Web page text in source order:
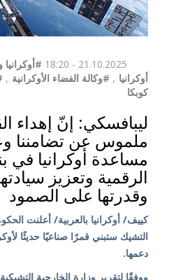
21.10.2025 - 18:20
أوكرانيا , #وكالة الفضاء الأوكرانية ,
كوبكا
ليبافسكي: إنّ إهداء
ملموس عن تضامننا
مساعدة أوكرانيا في
الرقمية وتعزيز
وقدرتها على الصمود
كييف/ أوكرانيا بالعربية/ أعلنت
التشيك ستبني قمرًا صناعيًا حديثًا
دعمها.